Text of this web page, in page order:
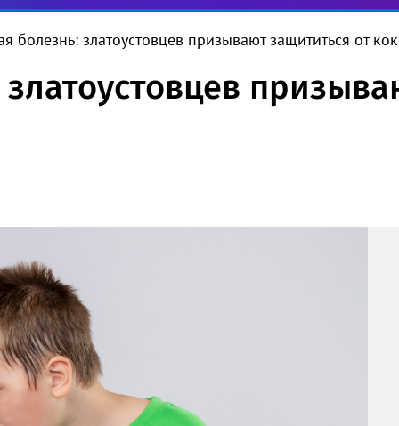
болезнь: златоустовцев призывают защититься от